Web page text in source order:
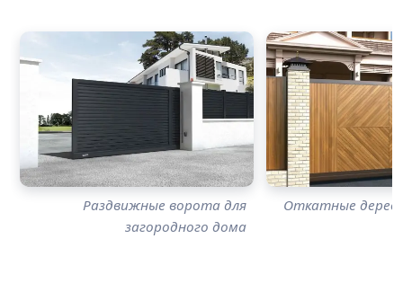
Раздвижные ворота для
загородного дома
Откатные